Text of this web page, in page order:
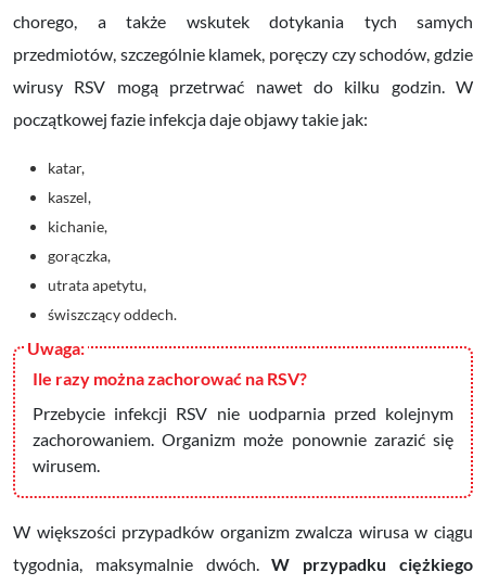
chorego, a także wskutek dotykania tych samych
przedmiotów, szczególnie klamek, poręczy czy schodów, gdzie
wirusy RSV mogą przetrwać nawet do kilku godzin. W
początkowej fazie infekcja daje objawy takie jak:
katar,
kaszel,
kichanie,
gorączka,
utrata apetytu,
świszczący oddech.
Ile razy można zachorować na RSV?
Przebycie infekcji RSV nie uodparnia przed kolejnym
zachorowaniem. Organizm może ponownie zarazić się
wirusem.
W większości przypadków organizm zwalcza wirusa w ciągu
tygodnia, maksymalnie dwóch.W przypadku ciężkiego